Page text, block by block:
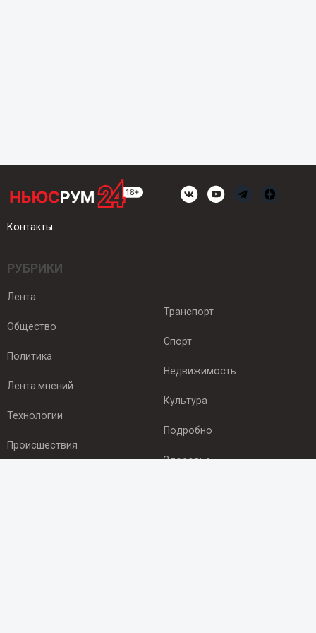
Контакты
РУБРИКИ
Лента
Общество
Политика
Лента мнений
Технологии
Происшествия
Транспорт
Спорт
Недвижимость
Культура
Подробно
Здоровье